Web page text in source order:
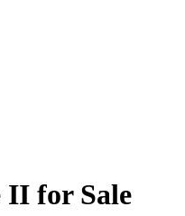
II for Sale